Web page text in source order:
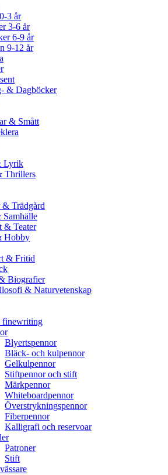
3 år
3-6 år
6-9 år
9-12 år
& Dagböcker
& Smått
Lyrik
Thrillers
Trädgård
& Teater
Hobby
& Fritid
Biografier
& Naturvetenskap
finewriting
Blyertspennor
Bläck- och kulpennor
Gelkulpennor
Stiftpennor och stift
Märkpennor
Whiteboardpennor
Överstrykningspennor
Fiberpennor
Kalligrafi och reservoar
Patroner
Stift